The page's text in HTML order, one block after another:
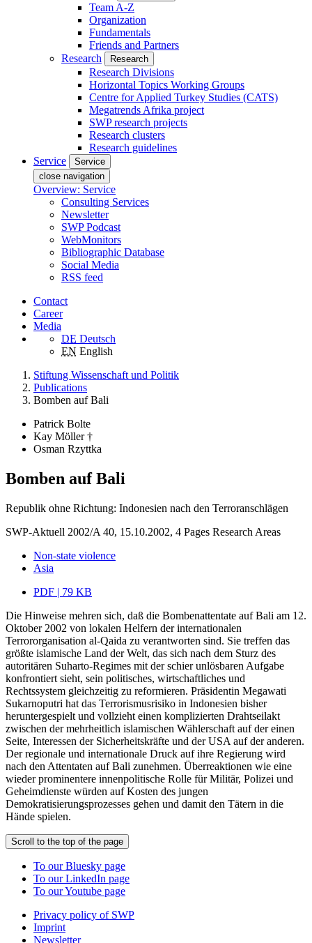
Team A-Z
Organization
Fundamentals
Friends and Partners
Research
Research
Research Divisions
Horizontal Topics Working Groups
Centre for Applied Turkey Studies (CATS)
Megatrends Afrika project
SWP research projects
Research clusters
Research guidelines
Service
Service
close navigation
Overview: Service
Consulting Services
Newsletter
SWP Podcast
WebMonitors
Bibliographic Database
Social Media
RSS feed
Contact
Career
Media
DE Deutsch
EN English
Stiftung Wissenschaft und Politik
Publications
Bomben auf Bali
Patrick Bolte
Kay Möller †
Osman Rzyttka
Bomben auf Bali
Republik ohne Richtung: Indonesien nach den Terroranschlägen
SWP-Aktuell 2002/A 40, 15.10.2002, 4 Pages Research Areas
Non-state violence
Asia
PDF | 79 KB
Die Hinweise mehren sich, daß die Bombenattentate auf Bali am 12.
Oktober 2002 von lokalen Helfern der internationalen
Terrororganisation al-Qaida zu verantworten sind. Sie treffen das
größte islamische Land der Welt, das sich nach dem Sturz des
autoritären Suharto-Regimes mit der schier unlösbaren Aufgabe
konfrontiert sieht, sein politisches, wirtschaftliches und
Rechtssystem gleichzeitig zu reformieren. Präsidentin Megawati
Sukarnoputri hat das Terrorismusrisiko in Indonesien bisher
heruntergespielt und vollzieht einen komplizierten Drahtseilakt
zwischen der mehrheitlich islamischen Wählerschaft auf der einen
Seite, Interessen der Sicherheitskräfte und der USA auf der anderen.
Der regionale und internationale Druck auf ihre Regierung wird
nach den Attentaten auf Bali zunehmen. Überreaktionen wie eine
wieder prominentere innenpolitische Rolle für Militär, Polizei und
Geheimdienste würden auf Kosten des jungen
Demokratisierungsprozesses gehen und damit den Tätern in die
Hände spielen.
Scroll to the top of the page
To our Bluesky page
To our LinkedIn page
To our Youtube page
Privacy policy of SWP
Imprint
Newsletter